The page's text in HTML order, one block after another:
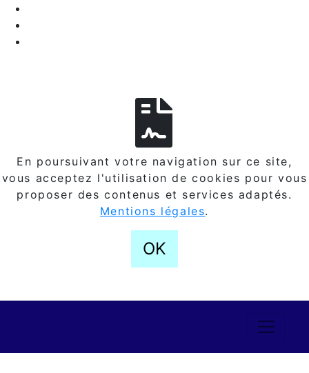
En poursuivant votre navigation sur ce site,
vous acceptez l'utilisation de cookies pour vous
proposer des contenus et services adaptés.
Mentions légales.
OK